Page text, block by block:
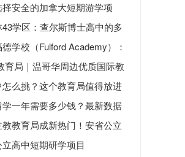
安全的加拿大短期游学项
学区：查尔斯博士高中的多
学校（Fulford Academy）：
，培育全球视野领袖
育局｜温哥华周边优质国际教
么挑？这个教育局值得放进
一年需要多少钱？最新数据
教育局成新热门！安省公立
高中短期研学项目